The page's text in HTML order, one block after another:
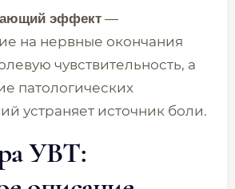
эффект —
на нервные окончания
чувствительность, а
патологических
устраняет источник боли.
УВТ: